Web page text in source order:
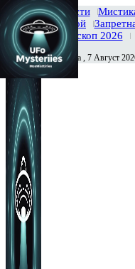
Главная Новости
Тайны вселенной
История
Гороскоп 2026
Сегодня Пятница , 7 Август